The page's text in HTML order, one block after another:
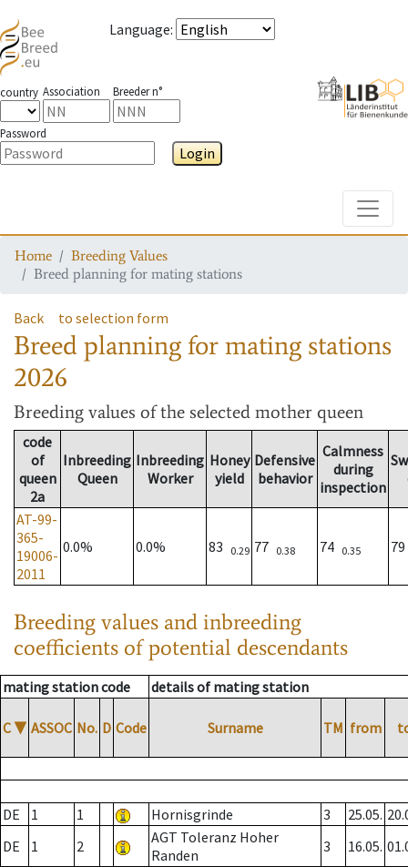
Language:
country Association Breeder n°
Password
Login
Home
Breeding Values
Breed planning for mating stations
Back to selection form
Breed planning for mating stations
2026
Breeding values of the selected mother queen
code
of
queen
2a
Inbreeding
Queen
Inbreeding
Worker
Honey
yield
Defensive
behavior
Calmness
during
inspection
AT-99-
365-
19006-
2011
0.0% 0.0% 83 0.29 77 0.38 74 0.35
Breeding values and inbreeding
coefficients of potential descendants
mating station code details of mating station
C ▼ ASSOC No. D Code Surname TM from
DE 1 1 Hornisgrinde 3 25.05.
DE
1 2
AGT Toleranz Hoher
Randen
3 16.05.